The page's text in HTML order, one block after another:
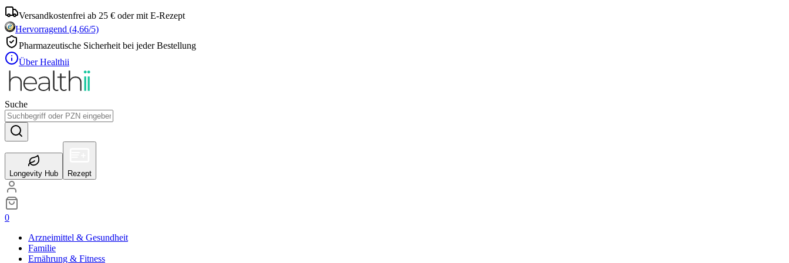
Versandkostenfrei ab 25 € oder mit E-Rezept
Hervorragend (4,66/5)
Pharmazeutische Sicherheit bei jeder Bestellung
Über Healthii
Suche
Longevity Hub Rezept
0
Arzneimittel & Gesundheit
Familie
Ernährung & Fitness